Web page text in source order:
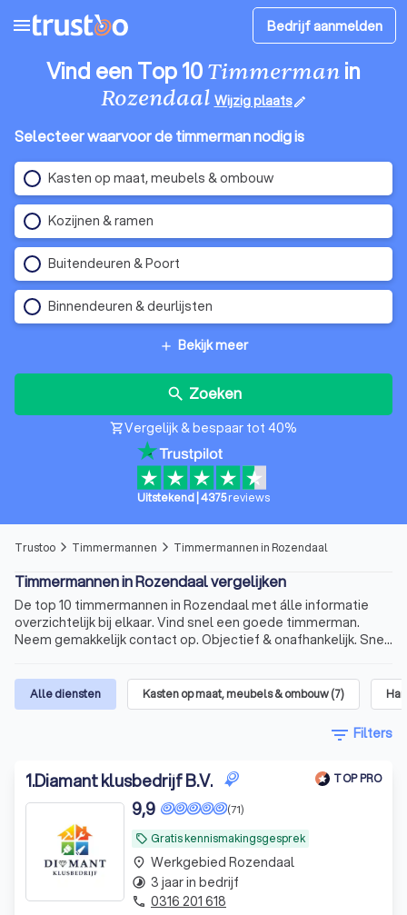
menu Bedrijf aanmelden
Vind een Top 10Timmermanin
Rozendaal Wijzig plaatsedit
Selecteer waarvoor de timmerman nodig is
Kasten op maat, meubels & ombouw
Kozijnen & ramen
Buitendeuren & Poort
Binnendeuren & deurlijsten
add Bekijk meer
search Zoeken
shopping_cartVergelijk & bespaar tot 40%
Uitstekend 4375reviews
Trustoo arrow_forward_ios Timmermannen arrow_forward_ios Timmermannen in Rozendaal
Timmermannen in Rozendaal vergelijken
De top 10 timmermannen in Rozendaal met álle informatie
overzichtelijk bij elkaar. Vind snel een goede timmerman.
Neem gemakkelijk contact op. Objectief & onafhankelijk. Snel
Alle diensten Kasten op maat, meubels & ombouw(7)
filter_list Filters
1.Diamant klusbedrijf B.V. TOP PRO
local_offer Gratis kennismakingsgesprek
(71)
9,9
place Werkgebied Rozendaal
timelapse 3 jaar in bedrijf
phone 0316 201 618